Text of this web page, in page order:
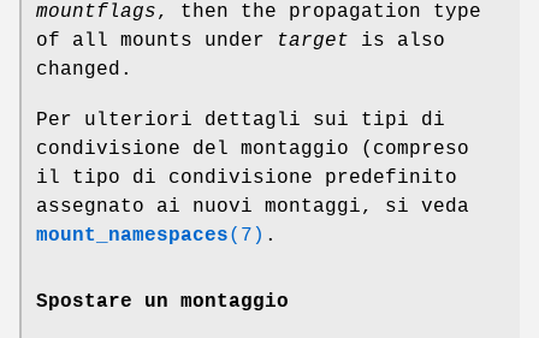
mountflags, then the propagation type
of all mounts under
target is also
changed.
Per ulteriori dettagli sui tipi di
condivisione del montaggio (compreso
il tipo di condivisione predefinito
assegnato ai nuovi montaggi, si veda
mount_namespaces(7) .
Spostare un montaggio